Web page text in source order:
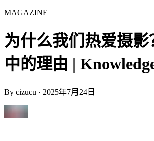
MAGAZINE
为什么我们热爱摄影
中的理由 |
By cizucu · 2025年7月24日